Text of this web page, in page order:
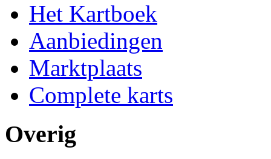
Het Kartboek
Aanbiedingen
Marktplaats
Complete karts
Overig